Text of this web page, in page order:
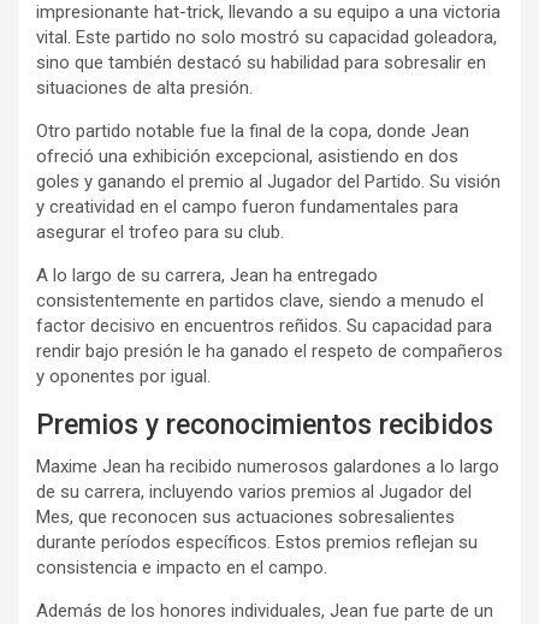
impresionante hat-trick, llevando a su equipo a una victoria
vital. Este partido no solo mostró su capacidad goleadora,
sino que también destacó su habilidad para sobresalir en
situaciones de alta presión.
Otro partido notable fue la final de la copa, donde Jean
ofreció una exhibición excepcional, asistiendo en dos
goles y ganando el premio al Jugador del Partido. Su visión
y creatividad en el campo fueron fundamentales para
asegurar el trofeo para su club.
A lo largo de su carrera, Jean ha entregado
consistentemente en partidos clave, siendo a menudo el
factor decisivo en encuentros reñidos. Su capacidad para
rendir bajo presión le ha ganado el respeto de compañeros
y oponentes por igual.
Premios y reconocimientos recibidos
Maxime Jean ha recibido numerosos galardones a lo largo
de su carrera, incluyendo varios premios al Jugador del
Mes, que reconocen sus actuaciones sobresalientes
durante períodos específicos. Estos premios reflejan su
consistencia e impacto en el campo.
Además de los honores individuales, Jean fue parte de un